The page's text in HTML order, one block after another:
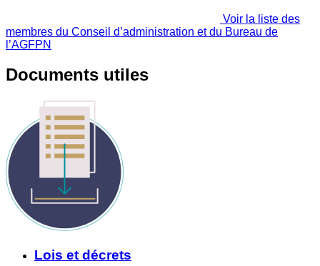
Voir la liste des
membres du Conseil d’administration et du Bureau de
l’AGFPN
Documents utiles
Lois et décrets